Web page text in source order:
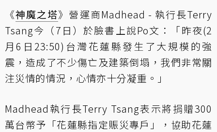
《神魔之塔》營運商Madhead - 執行長Terry
Tsang今（7日）於臉書上說Po文：「昨夜(2
月6日23:50)台灣花蓮縣發生了大規模的強
震，造成了不少傷亡及建築倒塌，我們非常關
注災情的情況，心情亦十分凝重。」
Madhead執行長Terry Tsang表示將捐贈300
萬台幣予「花蓮縣指定賑災專戶」，協助花蓮